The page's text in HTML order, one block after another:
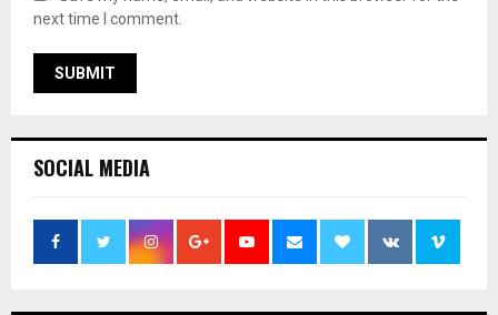
next time I comment.
SOCIAL MEDIA